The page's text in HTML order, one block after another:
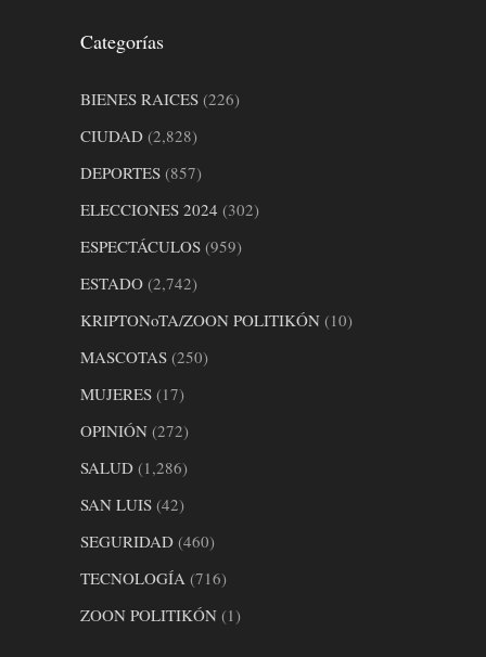
Categorías
BIENES RAICES (226)
CIUDAD (2,828)
DEPORTES (857)
ELECCIONES 2024 (302)
ESPECTÁCULOS (959)
ESTADO (2,742)
KRIPTONoTA/ZOON POLITIKÓN (10)
MASCOTAS (250)
MUJERES (17)
OPINIÓN (272)
SALUD (1,286)
SAN LUIS (42)
SEGURIDAD (460)
TECNOLOGÍA (716)
ZOON POLITIKÓN (1)